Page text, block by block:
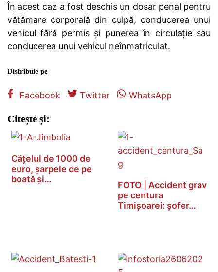
În acest caz a fost deschis un dosar penal pentru
vătămare corporală din culpă, conducerea unui
vehicul fără permis și punerea în circulație sau
conducerea unui vehicul neînmatriculat.
Distribuie pe
Facebook Twitter WhatsApp
Citește și:
Cățelul de 1000 de
euro, șarpele de pe
boată și…
FOTO | Accident grav
pe centura
Timișoarei: șofer…